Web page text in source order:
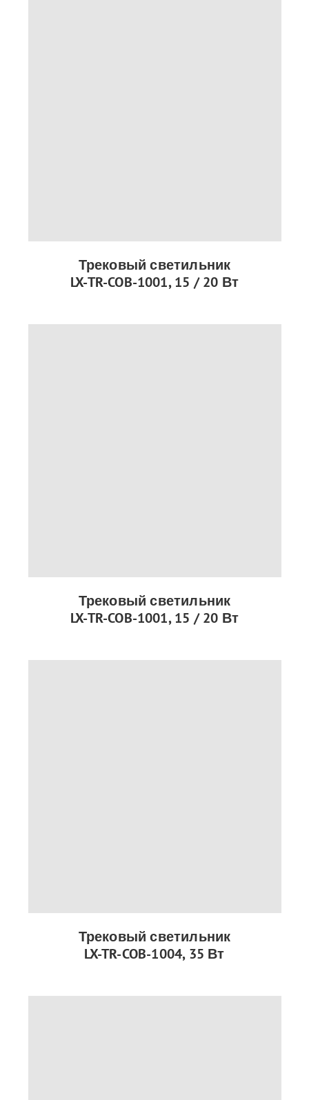
Трековый светильник
LX-TR-COB-1001, 15 / 20 Вт
Трековый светильник
LX-TR-COB-1001, 15 / 20 Вт
Трековый светильник
LX-TR-COB-1004, 35 Вт